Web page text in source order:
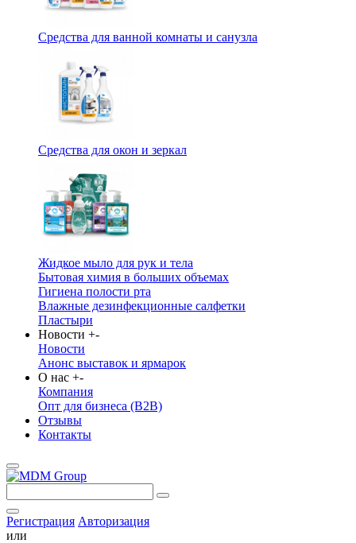
Средства для ванной комнаты и санузла
Средства для окон и зеркал
Жидкое мыло для рук и тела
Бытовая химия в больших объемах
Гигиена полости рта
Влажные дезинфекционные салфетки
Пластыри
Новости +-
Новости
Анонс выставок и ярмарок
О нас +-
Компания
Опт для бизнеса (B2B)
Отзывы
Контакты
Регистрация Авторизация
или